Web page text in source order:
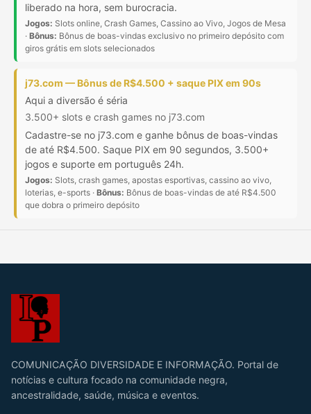
liberado na hora, sem burocracia.
Jogos: Slots online, Crash Games, Cassino ao Vivo, Jogos de Mesa
· Bônus: Bônus de boas-vindas exclusivo no primeiro depósito com
giros grátis em slots selecionados
j73.com — Bônus de R$4.500 + saque PIX em 90s
Aqui a diversão é séria
3.500+ slots e crash games no j73.com
Cadastre-se no j73.com e ganhe bônus de boas-vindas
de até R$4.500. Saque PIX em 90 segundos, 3.500+
jogos e suporte em português 24h.
Jogos: Slots, crash games, apostas esportivas, cassino ao vivo,
loterias, e-sports · Bônus: Bônus de boas-vindas de até R$4.500
que dobra o primeiro depósito
COMUNICAÇÃO DIVERSIDADE E INFORMAÇÃO. Portal de
notícias e cultura focado na comunidade negra,
ancestralidade, saúde, música e eventos.